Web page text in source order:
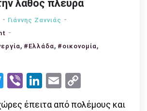
λάθος πλευρά
Γιάννης Ζαννιάς
on
Κοιτάμε
πλευρά
, #Ελλάδα, #οικονομία,
Twitter
ViberLinkedIn
Email
Link
έπειτα από πολέμους και